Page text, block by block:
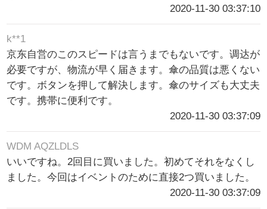
2020-11-30 03:37:10
k**1
京东自営のこのスピードは言うまでもないです。调达が
必要ですが、物流が早く届きます。傘の品質は悪くない
です。ボタンを押して解決します。傘のサイズも大丈夫
です。携帯に便利です。
2020-11-30 03:37:09
WDM AQZLDLS
いいですね。2回目に買いました。初めてそれをなくし
ました。今回はイベントのために直接2つ買いました。
2020-11-30 03:37:09